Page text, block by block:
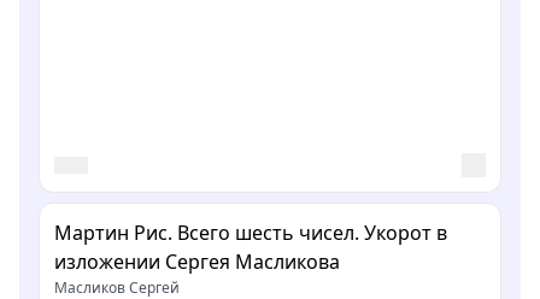
Мартин Рис. Всего шесть чисел. Укорот в
изложении Сергея Масликова
Масликов Сергей